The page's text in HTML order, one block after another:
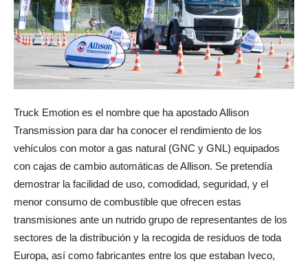
Truck Emotion es el nombre que ha apostado Allison
Transmission para dar ha conocer el rendimiento de los
vehículos con motor a gas natural (GNC y GNL) equipados
con cajas de cambio automáticas de Allison. Se pretendía
demostrar la facilidad de uso, comodidad, seguridad, y el
menor consumo de combustible que ofrecen estas
transmisiones ante un nutrido grupo de representantes de los
sectores de la distribución y la recogida de residuos de toda
Europa, así como fabricantes entre los que estaban Iveco,